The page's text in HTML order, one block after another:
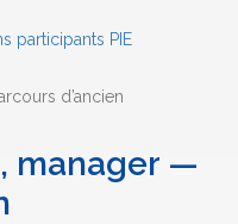
participants PIE
d’ancien
manager —